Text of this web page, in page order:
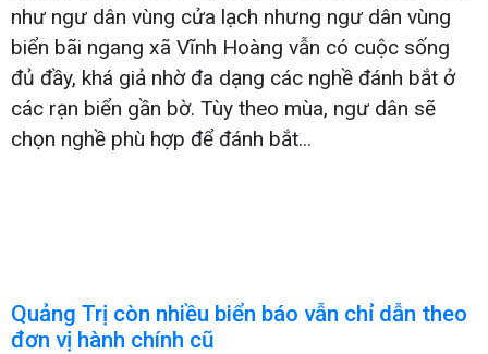
như ngư dân vùng cửa lạch nhưng ngư dân vùng
biển bãi ngang xã Vĩnh Hoàng vẫn có cuộc sống
đủ đầy, khá giả nhờ đa dạng các nghề đánh bắt ở
các rạn biển gần bờ. Tùy theo mùa, ngư dân sẽ
chọn nghề phù hợp để đánh bắt...
Quảng Trị còn nhiều biển báo vẫn chỉ dẫn theo
đơn vị hành chính cũ